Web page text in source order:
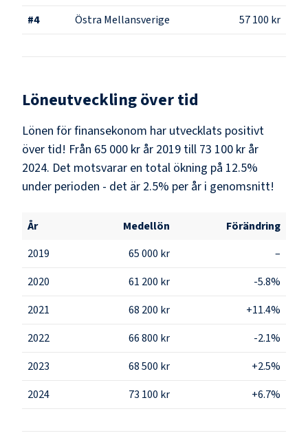
#4 Östra Mellansverige 57 100 kr
Löneutveckling över tid
Lönen för finansekonom har utvecklats positivt
över tid! Från 65 000 kr år 2019 till 73 100 kr år
2024. Det motsvarar en total ökning på 12.5%
under perioden - det är 2.5% per år i genomsnitt!
År Medellön
Förändring
2019
65 000 kr
–
2020
61 200 kr
-5.8%
2021
68 200 kr
+11.4%
2022
66 800 kr
-2.1%
2023
68 500 kr
+2.5%
2024
73 100 kr +6.7%